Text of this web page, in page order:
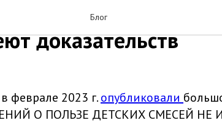
Блог
о пользе
доказательств
феврале 2023 г.опубликовали
О ПОЛЬЗЕ ДЕТСКИХ СМЕСЕЙ НЕ